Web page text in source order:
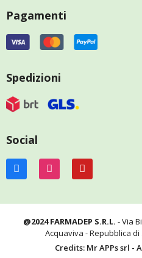
Pagamenti
Spedizioni
Social
@2024 FARMADEP S.R.L. - Via
Acquaviva - Repubblica di
Credits: Mr APPs srl -